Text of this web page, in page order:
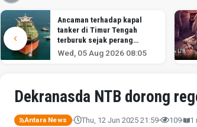
Ancaman terhadap kapal
tanker di Timur Tengah
terburuk sejak perang
melawan Iran dimulai,
menurut analis
Wed, 05 Aug 2026 08:05
Dekranasda NTB dorong
Antara News Thu, 12 Jun 2025 21:59 109 1